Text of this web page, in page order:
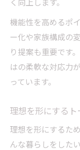
く向上します。
機能性を高めるポ
ー化や家族構成の
り提案も重要です
はの柔軟な対応力
っています。
理想を形にする
理想を形にするた
んな暮らしをした